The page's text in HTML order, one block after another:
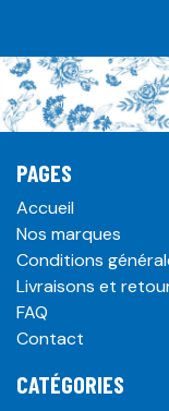
PAGES
Accueil
Nos marques
Conditions
Livraisons et
FAQ
Contact
CATÉGORIES